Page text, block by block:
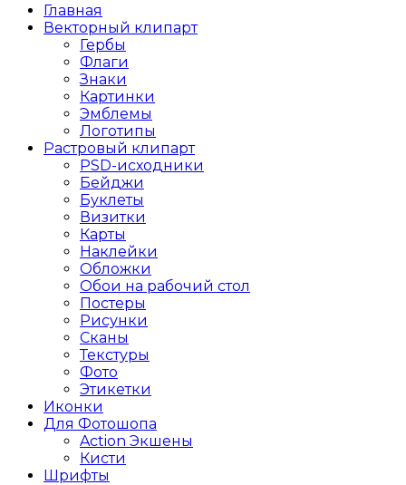
Главная
Векторный клипарт
Гербы
Флаги
Знаки
Картинки
Эмблемы
Логотипы
Растровый клипарт
PSD-исходники
Бейджи
Буклеты
Визитки
Карты
Наклейки
Обложки
Обои на рабочий стол
Постеры
Рисунки
Сканы
Текстуры
Фото
Этикетки
Иконки
Для Фотошопа
Action Экшены
Кисти
Шрифты